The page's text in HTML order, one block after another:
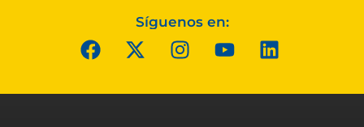
Síguenos en: